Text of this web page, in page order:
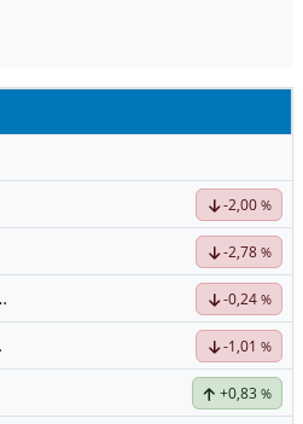
-2,00 %
-2,78 %
-0,24 %
-1,01 %
+0,83 %